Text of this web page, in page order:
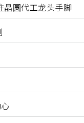
圆代工龙头手脚